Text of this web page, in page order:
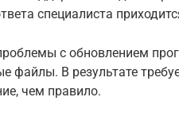
специалиста
с обновлением
файлы. В результате
чем правило.